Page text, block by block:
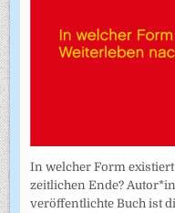
In welcher Form
zeitlichen Ende?
veröffentlichte Buch ist